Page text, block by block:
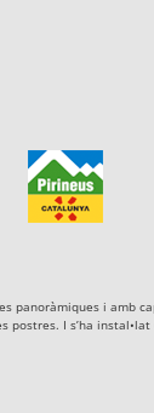
panoràmiques i amb
I s’ha